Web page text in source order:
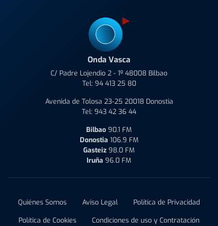
Onda Vasca
C/ Padre Lojendio 2 - 1º 48008 Bilbao
Tel: 94 413 25 80
Avenida de Tolosa 23-25 20018 Donostia
Tel: 943 42 36 44
Bilbao 90.1 FM
Donostia 106.9 FM
Gasteiz 98.0 FM
Iruña 96.0 FM
Quiénes Somos Aviso Legal
Política de Privacidad
Política de Cookies
Condiciones de uso y Contratación